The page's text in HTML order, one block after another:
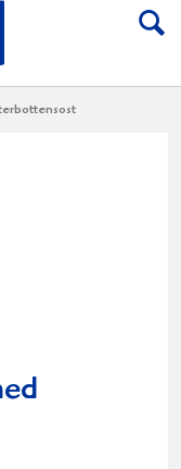
Till Norrmejerier